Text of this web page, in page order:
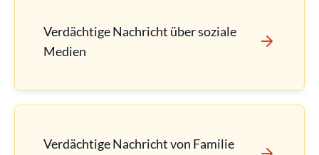
Verdächtige Nachricht über soziale
Medien
Verdächtige Nachricht von Familie